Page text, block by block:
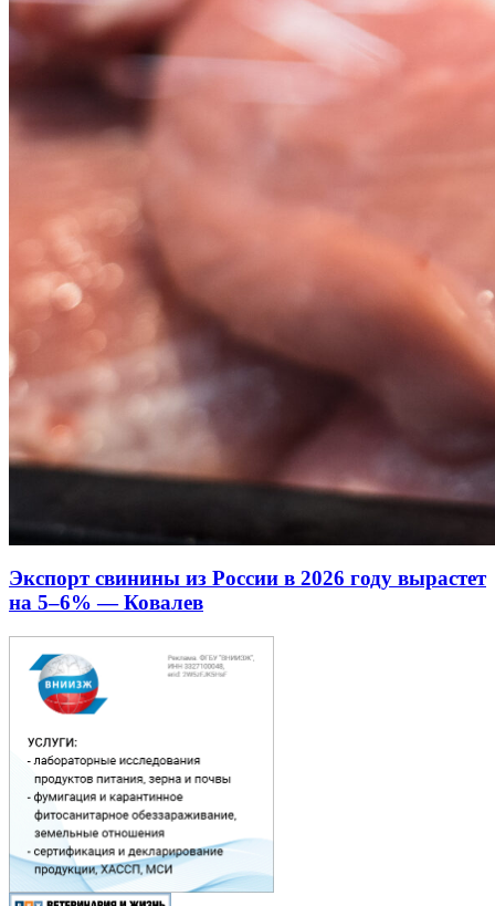
Экспорт свинины из России в 2026 году вырастет
на 5–6% — Ковалев